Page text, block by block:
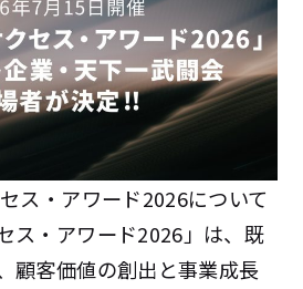
ス・アワード2026について
ス・アワード2026」は、既
顧客価値の創出と事業成長